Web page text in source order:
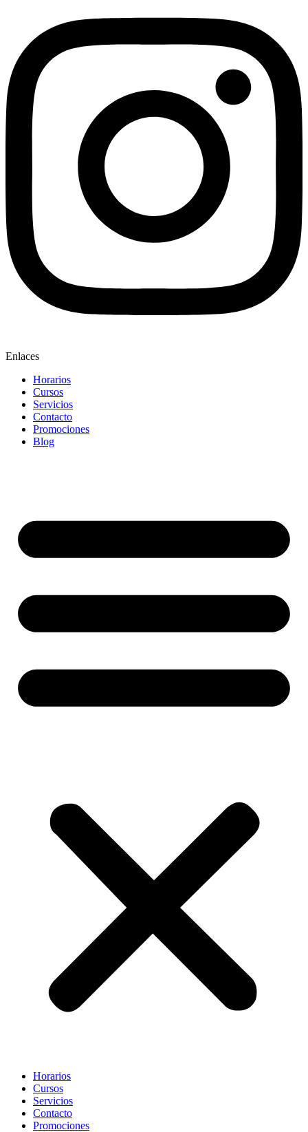
Enlaces
Horarios
Cursos
Servicios
Contacto
Promociones
Blog
Horarios
Cursos
Servicios
Contacto
Promociones